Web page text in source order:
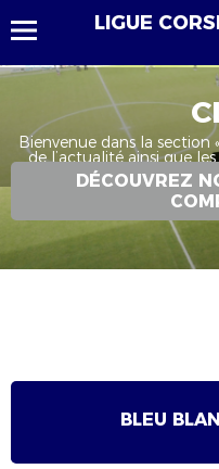
LIGUE
Bienvenue dans la section
de l’actualité ainsi que
DÉCOUVREZ
BLEU